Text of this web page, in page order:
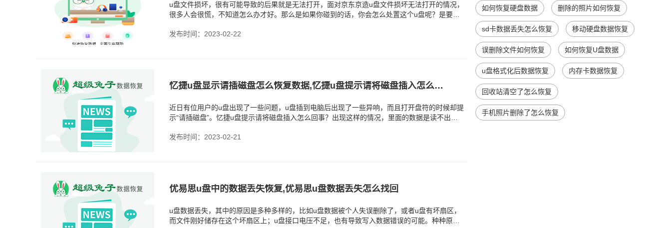
u盘文件损坏，很有可能导致的后果就是无法打开，面对京东京造u盘文件损坏无法打开的情况，
很多人会很慌，不知道怎么办才好。那么是如果你碰到的话，你会怎么处置这个u盘呢？是要拿
发布时间：2023-02-22
忆捷u盘显示请插磁盘怎么恢复数据,忆捷u盘提示请将磁盘插入怎么回事
近日有位用户的u盘出现了一些问题，u盘插到电脑后出现了一些异响，而且打开盘符的时候却提
示“请插磁盘”。忆捷u盘提示请将磁盘插入怎么回事？出现这样的情况，里面的数据是读不出来
发布时间：2023-02-21
优易思u盘中的数据丢失恢复,优易思u盘数据丢失怎么找回
u盘数据丢失，其中的原因是多种多样的，比如u盘数据被个人失误删除了，或者u盘有坏扇区，
而文件刚好储存在这个坏扇区上；u盘接口电压不足，也有导致写入数据错误的可能。种种原
如何恢复硬盘数据 删除的照片如何恢复
sd卡数据丢失怎么恢复 移动硬盘数据恢复
误删除文件如何恢复 如何恢复U盘数据
u盘格式化后数据恢复 内存卡数据恢复
回收站清空了怎么恢复
手机照片删除了怎么恢复